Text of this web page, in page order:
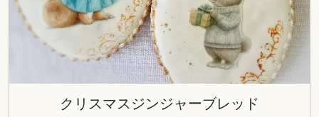
クリスマスジンジャーブレッド